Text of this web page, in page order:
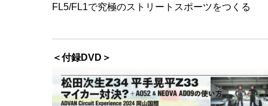
FL5/FL1で究極のストリートスポーツをつくる
＜付録DVD＞